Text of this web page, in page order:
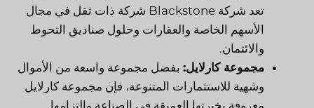
تعد شركة Blackstone شركة ذات ثقل في مجال
الأسهم الخاصة والعقارات وحلول صناديق التحوط
والائتمان.
مجموعة كارلايل: بفضل مجموعة واسعة من الأموال
وشهية للاستثمارات المتنوعة، فإن مجموعة كارلايل